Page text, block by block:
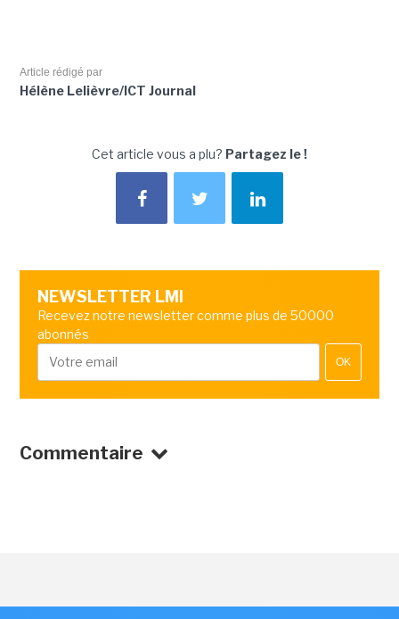
Article rédigé par
Hélène Lelièvre/ICT Journal
Cet article vous a plu? Partagez le !
NEWSLETTER LMI
Recevez notre newsletter comme plus de 50000
abonnés
OK
Commentaire